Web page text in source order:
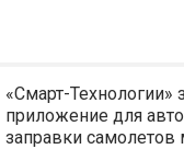
«Смарт-Технологии»
приложение для
заправки самолетов